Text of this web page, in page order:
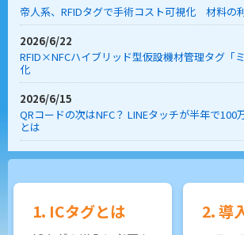
帝人系、RFIDタグで手術コスト可視化 材料の
2026/6/22
RFID×NFCハイブリッド型仮設機材管理タグ「
化
2026/6/15
QRコードの次はNFC？ LINEタッチが半年で100
とは
1. ICタグとは 2. 導